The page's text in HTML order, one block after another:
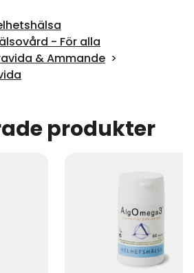
- För alla
& Ammande
produkter